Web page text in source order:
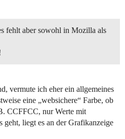
fehlt aber sowohl in Mozilla als
vermute ich eher ein allgemeines
eine „websichere“ Farbe, ob
CCFFCC, nur Werte mit
geht, liegt es an der Grafikanzeige